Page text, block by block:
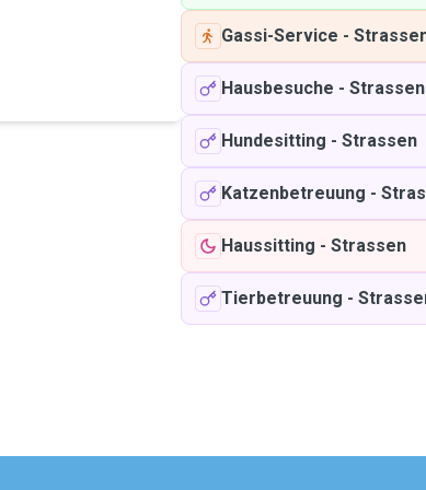
Gassi-Service -
Hausbesuche - Strassen
Hundesitting - Strassen
Katzenbetreuung -
Haussitting - Strassen
Tierbetreuung -